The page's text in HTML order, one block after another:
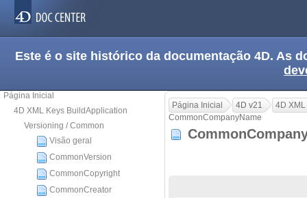
Este é o site histórico da documentação 4D. As
Página Inicial
4D XML Keys BuildApplication
Versioning / Common
Visão geral
CommonVersion
CommonCopyright
CommonCreator
Página Inicial 4D v21
4D
CommonCompanyName